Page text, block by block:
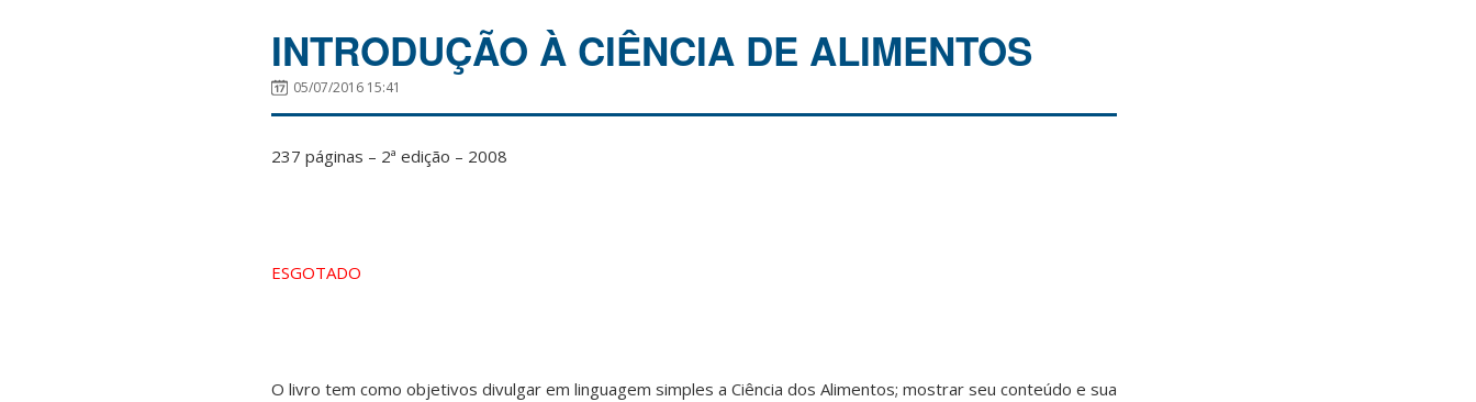
INTRODUÇÃO À CIÊNCIA DE ALIMENTOS
05/07/2016 15:41
237 páginas – 2ª edição – 2008
ESGOTADO
O livro tem como objetivos divulgar em linguagem simples a Ciência dos Alimentos; mostrar seu conteúdo e sua